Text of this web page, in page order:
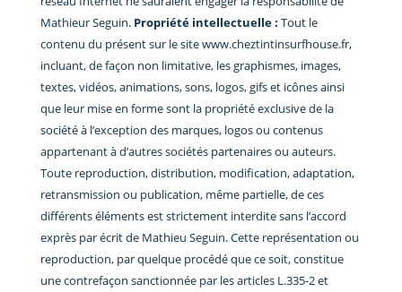
Mathieur Seguin. Propriété intellectuelle : Tout le
contenu du présent sur le site www.cheztintinsurfhouse.fr,
incluant, de façon non limitative, les graphismes, images,
textes, vidéos, animations, sons, logos, gifs et icônes ainsi
que leur mise en forme sont la propriété exclusive de la
société à l’exception des marques, logos ou contenus
appartenant à d’autres sociétés partenaires ou auteurs.
Toute reproduction, distribution, modification, adaptation,
retransmission ou publication, même partielle, de ces
différents éléments est strictement interdite sans l’accord
exprès par écrit de Mathieu Seguin. Cette représentation ou
reproduction, par quelque procédé que ce soit, constitue
une contrefaçon sanctionnée par les articles L.335-2 et